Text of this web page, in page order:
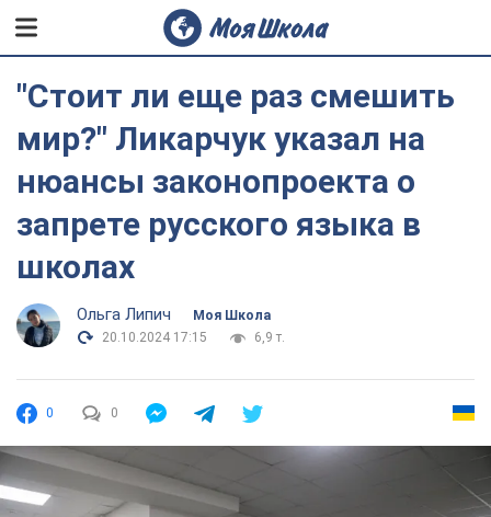
"Стоит ли еще раз смешить
мир?" Ликарчук указал на
нюансы законопроекта о
запрете русского языка в
школах
Ольга Липич
Моя Школа
20.10.2024 17:15
6,9 т.
0 0